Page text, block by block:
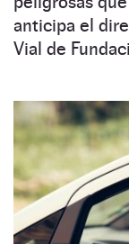
anticipa el
Vial de